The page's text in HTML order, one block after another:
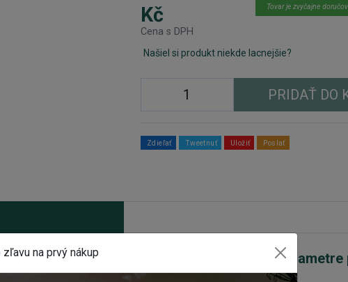
Kč
Cena s DPH
Tovar je zvyčajne
Našiel si produkt niekde lacnejšie?
PRIDAŤ DO
Zdieľať Tweetnuť Uložiť Poslať
(dlaň) a priedušného polyesteru
pre lepšiu priľnavosť.
Parametre
na prvý nákup